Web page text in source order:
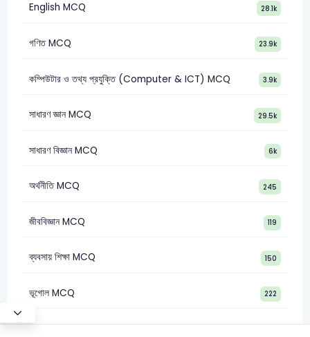
English MCQ 28.1k
গণিত MCQ 23.9k
কম্পিউটার ও তথ্য প্রযুক্তি (Computer & ICT) MCQ 3.9k
সাধারণ জ্ঞান MCQ 29.5k
সাধারণ বিজ্ঞান MCQ 6k
অর্থনীতি MCQ 245
জীববিজ্ঞান MCQ 119
ব্যবসায় শিক্ষা MCQ 150
ভূগোল MCQ 222